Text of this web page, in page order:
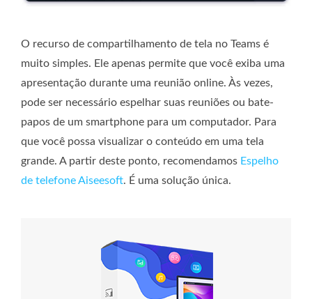
O recurso de compartilhamento de tela no Teams é
muito simples. Ele apenas permite que você exiba uma
apresentação durante uma reunião online. Às vezes,
pode ser necessário espelhar suas reuniões ou bate-
papos de um smartphone para um computador. Para
que você possa visualizar o conteúdo em uma tela
grande. A partir deste ponto, recomendamos Espelho
de telefone Aiseesoft. É uma solução única.